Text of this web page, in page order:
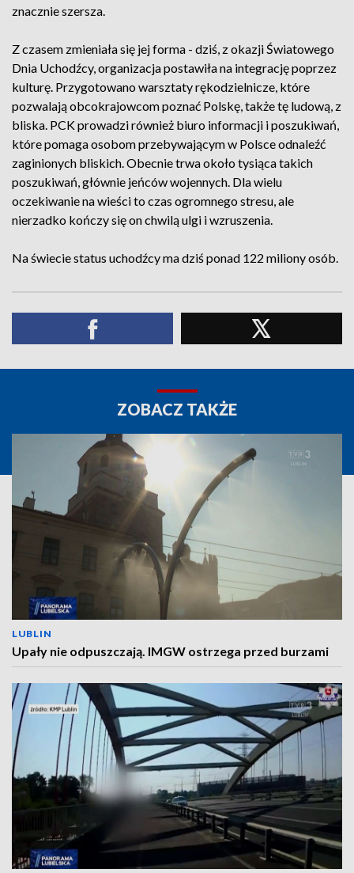
znacznie szersza.
Z czasem zmieniała się jej forma - dziś, z okazji Światowego
Dnia Uchodźcy, organizacja postawiła na integrację poprzez
kulturę. Przygotowano warsztaty rękodzielnicze, które
pozwalają obcokrajowcom poznać Polskę, także tę ludową, z
bliska. PCK prowadzi również biuro informacji i poszukiwań,
które pomaga osobom przebywającym w Polsce odnaleźć
zaginionych bliskich. Obecnie trwa około tysiąca takich
poszukiwań, głównie jeńców wojennych. Dla wielu
oczekiwanie na wieści to czas ogromnego stresu, ale
nierzadko kończy się on chwilą ulgi i wzruszenia.
Na świecie status uchodźcy ma dziś ponad 122 miliony osób.
ZOBACZ TAKŻE
LUBLIN
Upały nie odpuszczają. IMGW ostrzega przed burzami